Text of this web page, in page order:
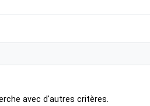
avec d'autres critères.